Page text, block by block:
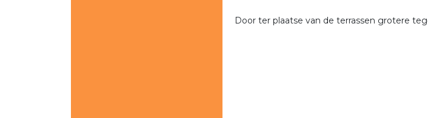
Door ter plaatse van de terrassen grotere